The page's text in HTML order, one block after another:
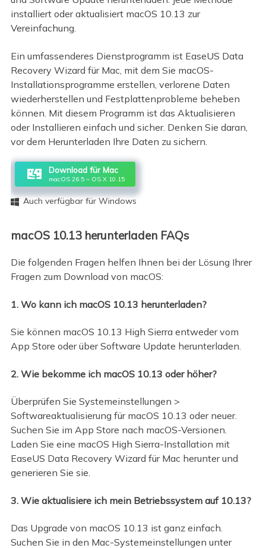
installiert oder aktualisiert macOS 10.13 zur
Vereinfachung.
Ein umfassenderes Dienstprogramm ist EaseUS Data
Recovery Wizard für Mac, mit dem Sie macOS-
Installationsprogramme erstellen, verlorene Daten
wiederherstellen und Festplattenprobleme beheben
können. Mit diesem Programm ist das Aktualisieren
oder Installieren einfach und sicher. Denken Sie daran,
vor dem Herunterladen Ihre Daten zu sichern.
Download für Mac
macOS 26.5 ~ OS X 10.15
 Auch verfügbar für Windows
macOS 10.13 herunterladen FAQs
Die folgenden Fragen helfen Ihnen bei der Lösung Ihrer
Fragen zum Download von macOS:
1. Wo kann ich macOS 10.13 herunterladen?
Sie können macOS 10.13 High Sierra entweder vom
App Store oder über Software Update herunterladen.
2. Wie bekomme ich macOS 10.13 oder höher?
Überprüfen Sie Systemeinstellungen >
Softwareaktualisierung für macOS 10.13 oder neuer.
Suchen Sie im App Store nach macOS-Versionen.
Laden Sie eine macOS High Sierra-Installation mit
EaseUS Data Recovery Wizard für Mac herunter und
generieren Sie sie.
3. Wie aktualisiere ich mein Betriebssystem auf 10.13?
Das Upgrade von macOS 10.13 ist ganz einfach.
Suchen Sie in den Mac-Systemeinstellungen unter